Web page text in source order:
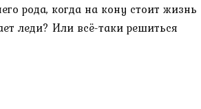
рода, когда на кону стоит жизнь
леди? Или всё-таки решиться